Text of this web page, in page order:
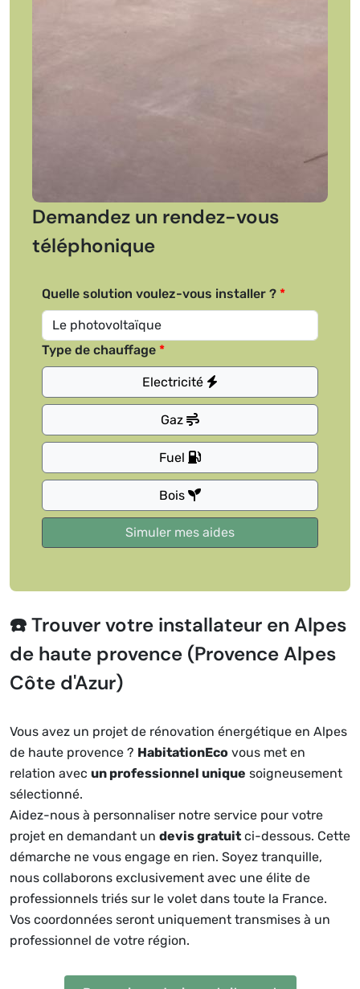
Demandez un rendez-vous
téléphonique
Quelle solution voulez-vous installer ?
Type de chauffage
Electricité
Gaz
Fuel
Bois
☎️ Trouver votre installateur en Alpes
de haute provence (Provence Alpes
Côte d'Azur)
Vous avez un projet de rénovation énergétique en Alpes
de haute provence ? HabitationEco vous met en
relation avec un professionnel unique soigneusement
sélectionné.
Aidez-nous à personnaliser notre service pour votre
projet en demandant un devis gratuit ci-dessous. Cette
démarche ne vous engage en rien. Soyez tranquille,
nous collaborons exclusivement avec une élite de
professionnels triés sur le volet dans toute la France.
Vos coordonnées seront uniquement transmises à un
professionnel de votre région.